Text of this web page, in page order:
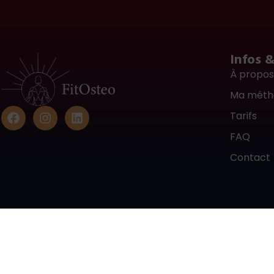
Infos
À propos
Ma
Tarifs
FAQ
Contact